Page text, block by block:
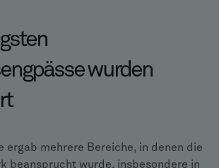
wurden
ergab mehrere Bereiche, in denen die
beansprucht wurde, insbesondere in